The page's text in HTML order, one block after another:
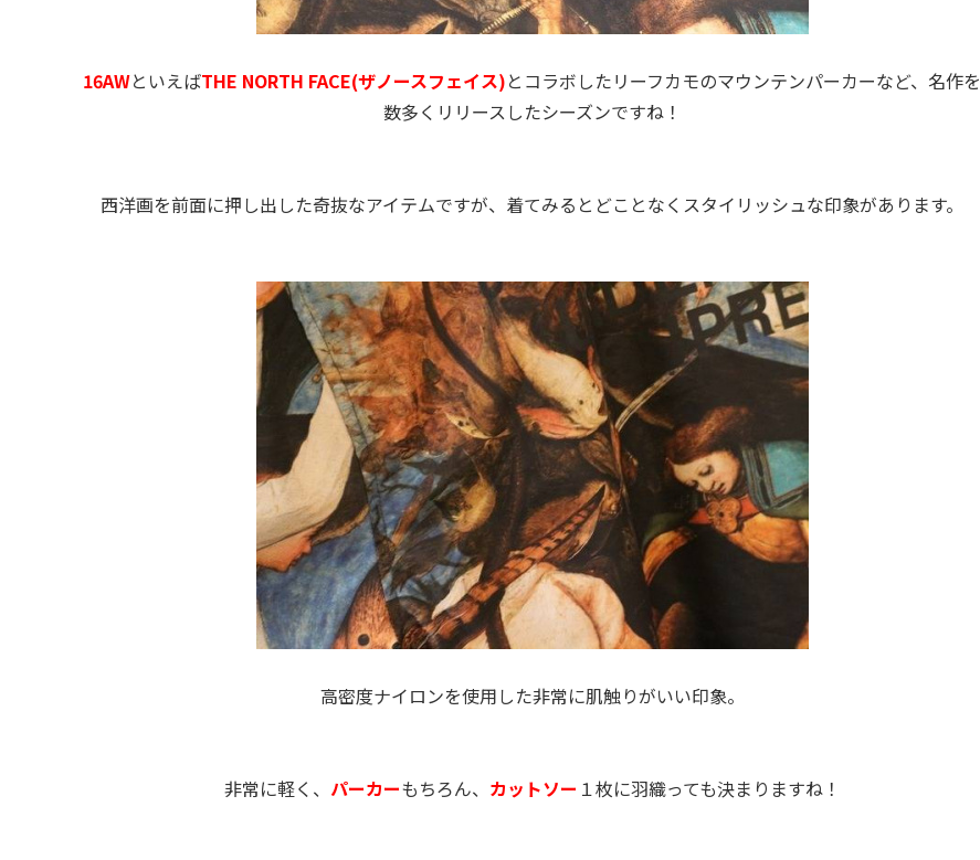
16AWといえばTHE NORTH FACE(ザノースフェイス)とコラボしたリーフカモのマウンテンパーカーなど、名作を
数多くリリースしたシーズンですね！
西洋画を前面に押し出した奇抜なアイテムですが、着てみるとどことなくスタイリッシュな印象があります。
高密度ナイロンを使用した非常に肌触りがいい印象。
非常に軽く、 パーカーもちろん、 カットソー １枚に羽織っても決まりますね！